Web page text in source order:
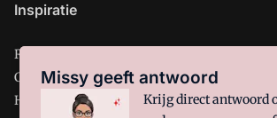
Inspiratie
Restaurant
Café
Hotel
Missy geeft antwoord
Krijg direct antwoord